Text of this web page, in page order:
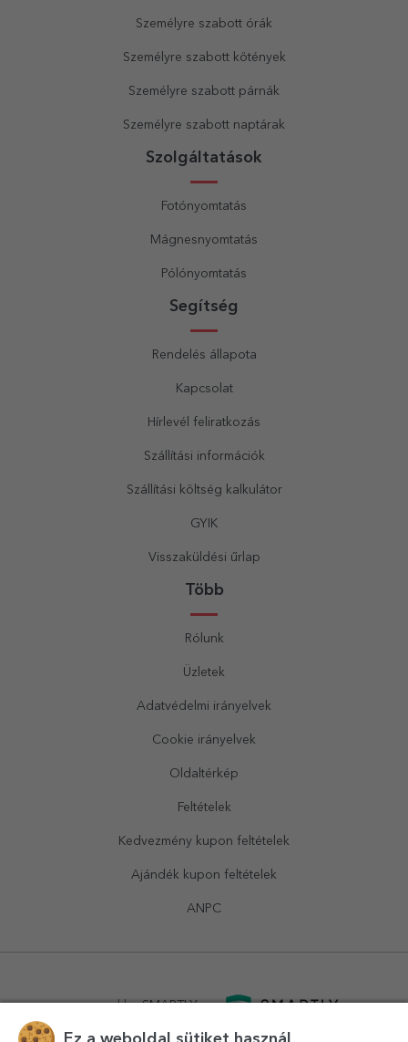
Személyre szabott órák
Személyre szabott kötények
Személyre szabott párnák
Személyre szabott naptárak
Szolgáltatások
Fotónyomtatás
Mágnesnyomtatás
Pólónyomtatás
Segítség
Rendelés állapota
Kapcsolat
Hírlevél feliratkozás
Szállítási információk
Szállítási költség kalkulátor
GYIK
Visszaküldési űrlap
Több
Rólunk
Üzletek
Adatvédelmi irányelvek
Cookie irányelvek
Oldaltérkép
Feltételek
Kedvezmény kupon feltételek
Ajándék kupon feltételek
ANPC
powered bySMARTLY.ro